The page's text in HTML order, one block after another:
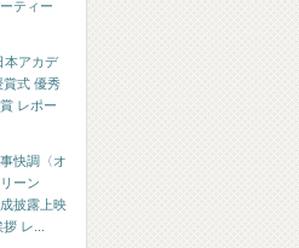
ティー
本アカデ
賞式 優秀
レポー
快調〈オ
ーン
披露上映
レ...